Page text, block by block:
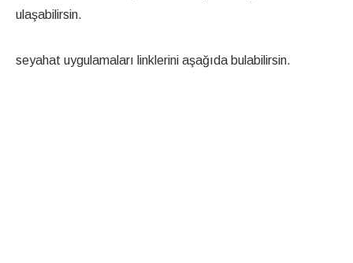
ulaşabilirsin.
seyahat uygulamaları linklerini aşağıda bulabilirsin.